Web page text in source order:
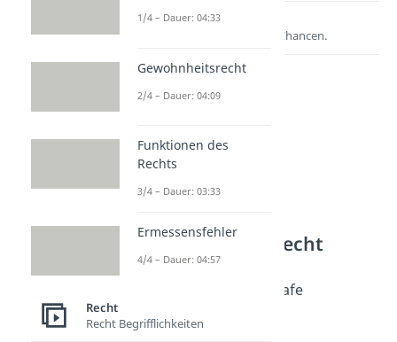
Lernen lohnt sich!
Entdecke hier deine Chancen.
Weitere Inhalte: Recht
Strafrecht
Lebenslange Freiheitsstrafe
Dauer: 04:09
Straftheorien
1/4 – Dauer: 04:33
Gewohnheitsrecht
2/4 – Dauer: 04:09
Funktionen des
Rechts
3/4 – Dauer: 03:33
Ermessensfehler
4/4 – Dauer: 04:57
Recht
Recht Begrifflichkeiten